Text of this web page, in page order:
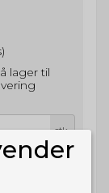
lager til
stk.